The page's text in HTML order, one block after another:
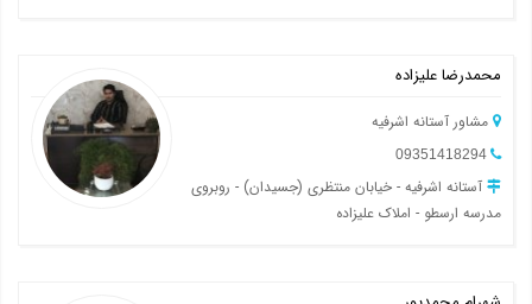
محمدرضا علیزاده
مشاور آستانه اشرفیه
آستانه اشرفیه - خیابان منتظری (جسیدان) - روبروی
مدرسه ارسطو - املاک علیزاده